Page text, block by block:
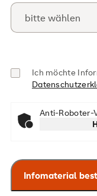
Ich möchte
Anti-Roboter-